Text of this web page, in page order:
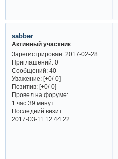
sabber
Активный участник
Зарегистрирован: 2017-02-28
Приглашений:0
Сообщений:40
Уважение: [+0/-0]
Позитив: [+0/-0]
Провел на форуме:
1 час 39 минут
Последний визит:
2017-03-11 12:44:22